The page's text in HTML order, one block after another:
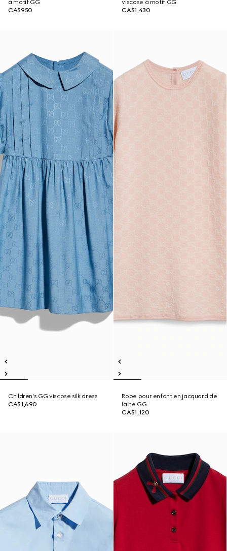
à motif GG
CA$950
viscose à motif GG
CA$1,430
Children's GG viscose silk dress
CA$1,690
Robe pour enfant en jacquard de
laine GG
CA$1,120